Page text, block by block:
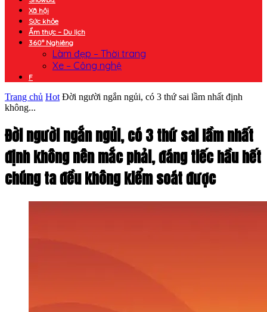
Xã hội
Sức khỏe
Ẩm thực – Du lịch
360° Nghiêng
Làm đẹp – Thời trang
Xe – Công nghệ
F
Trang chủ Hot Đời người ngắn ngủi, có 3 thứ sai lầm nhất định
không...
Đời người ngắn ngủi, có 3 thứ sai lầm nhất
định không nên mắc phải, đáng tiếc hầu hết
chúng ta đều không kiểm soát được